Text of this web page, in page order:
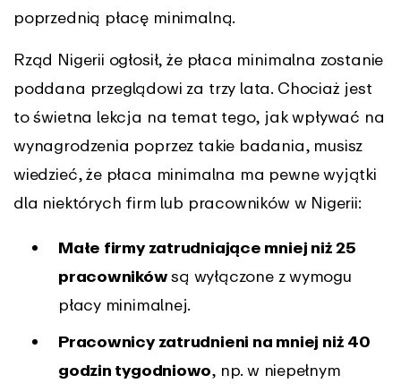
poprzednią płacę minimalną.
Rząd Nigerii ogłosił, że płaca minimalna zostanie
poddana przeglądowi za trzy lata. Chociaż jest
to świetna lekcja na temat tego, jak wpływać na
wynagrodzenia poprzez takie badania, musisz
wiedzieć, że płaca minimalna ma pewne wyjątki
dla niektórych firm lub pracowników w Nigerii:
Małe firmy zatrudniające mniej niż 25
pracownikówsą wyłączone z wymogu
płacy minimalnej.
Pracownicy zatrudnieni na mniej niż 40
godzin tygodniowo, np. w niepełnym